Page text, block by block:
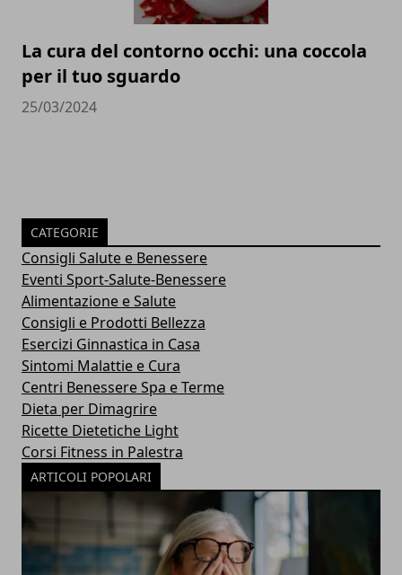
La cura del contorno occhi: una coccola
per il tuo sguardo
25/03/2024
CATEGORIE
Consigli Salute e Benessere
Eventi Sport-Salute-Benessere
Alimentazione e Salute
Consigli e Prodotti Bellezza
Esercizi Ginnastica in Casa
Sintomi Malattie e Cura
Centri Benessere Spa e Terme
Dieta per Dimagrire
Ricette Dietetiche Light
Corsi Fitness in Palestra
ARTICOLI POPOLARI